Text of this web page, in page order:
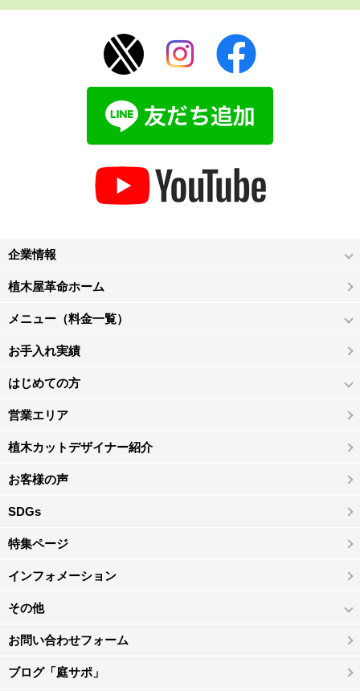
企業情報
植木屋革命ホーム
メニュー（料金一覧）
お手入れ実績
はじめての方
営業エリア
植木カットデザイナー紹介
お客様の声
SDGs
特集ページ
インフォメーション
その他
お問い合わせフォーム
ブログ「庭サポ」